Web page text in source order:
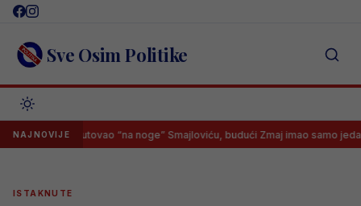
Skip
content Sve Osim Politike
NAJNOVIJE
otputovao “na noge” Smajloviću, budući Zmaj imao samo jedan
ISTAKNUTE